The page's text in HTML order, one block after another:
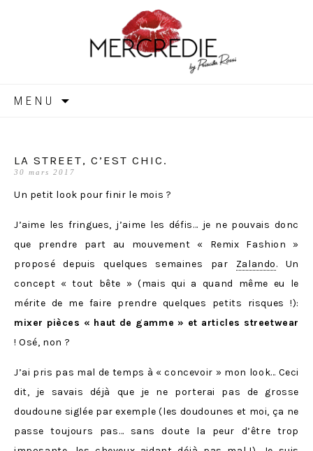
MERCREDIE
MENU
LA STREET, C’EST CHIC.
30 mars 2017
Un petit look pour finir le mois ?
J’aime les fringues, j’aime les défis… je ne pouvais donc
que prendre part au mouvement « Remix Fashion »
proposé depuis quelques semaines par Zalando. Un
concept « tout bête » (mais qui a quand même eu le
mérite de me faire prendre quelques petits risques !):
mixer pièces « haut de gamme » et articles streetwear
! Osé, non ?
J’ai pris pas mal de temps à « concevoir » mon look… Ceci
dit, je savais déjà que je ne porterai pas de grosse
doudoune siglée par exemple (les doudounes et moi, ça ne
passe toujours pas… sans doute la peur d’être trop